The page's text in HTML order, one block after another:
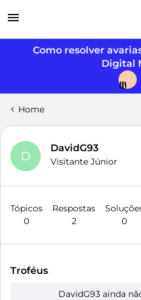
Como resolver
Digital
J
Home
D
DavidG93
Visitante Júnior
Tópicos
0
Respostas
2
0
Troféus
DavidG93 ainda